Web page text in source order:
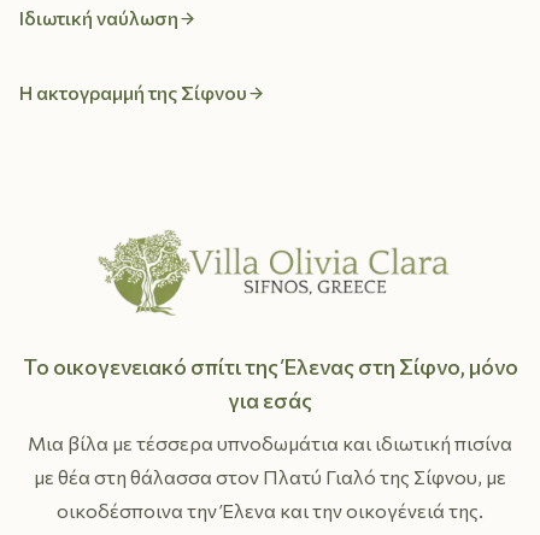
Ιδιωτική ναύλωση
Η ακτογραμμή της Σίφνου
Το οικογενειακό σπίτι της Έλενας στη Σίφνο, μόνο
για εσάς
Μια βίλα με τέσσερα υπνοδωμάτια και ιδιωτική πισίνα
με θέα στη θάλασσα στον Πλατύ Γιαλό της Σίφνου, με
οικοδέσποινα την Έλενα και την οικογένειά της.